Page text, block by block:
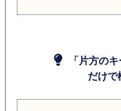
「片方のキ
だけで